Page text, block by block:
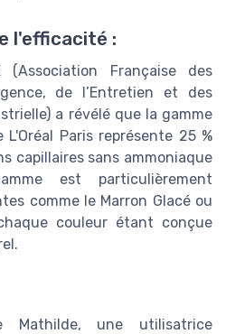
l'efficacité :
Française des
de l’Entretien et des
a révélé que la gamme
L'Oréal Paris représente 25 %
capillaires sans ammoniaque
est particulièrement
comme le Marron Glacé ou
couleur étant conçue
Mathilde, une utilisatrice